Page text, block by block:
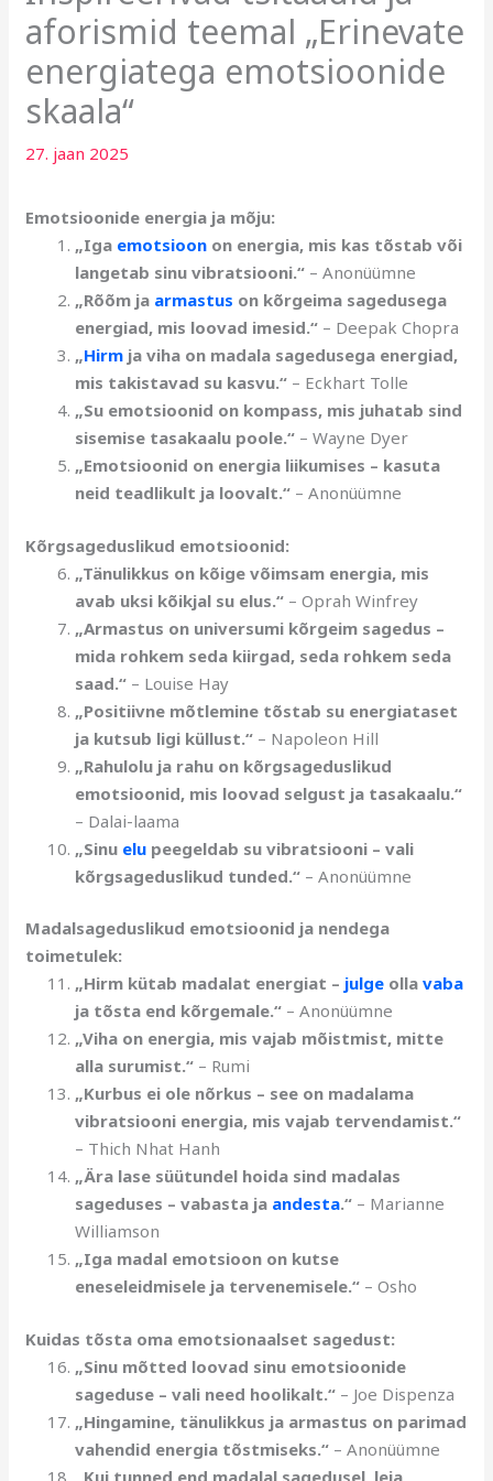
aforismid teemal „Erinevate
energiatega emotsioonide
skaala“
27. jaan 2025
Emotsioonide energia ja mõju:
„Iga emotsioon on energia, mis kas tõstab või
langetab sinu vibratsiooni.“ – Anonüümne
„Rõõm ja armastus on kõrgeima sagedusega
energiad, mis loovad imesid.“ – Deepak Chopra
„Hirm ja viha on madala sagedusega energiad,
mis takistavad su kasvu.“ – Eckhart Tolle
„Su emotsioonid on kompass, mis juhatab sind
sisemise tasakaalu poole.“ – Wayne Dyer
„Emotsioonid on energia liikumises – kasuta
neid teadlikult ja loovalt.“ – Anonüümne
Kõrgsageduslikud emotsioonid:
„Tänulikkus on kõige võimsam energia, mis
avab uksi kõikjal su elus.“ – Oprah Winfrey
„Armastus on universumi kõrgeim sagedus –
mida rohkem seda kiirgad, seda rohkem seda
saad.“ – Louise Hay
„Positiivne mõtlemine tõstab su energiataset
ja kutsub ligi küllust.“ – Napoleon Hill
„Rahulolu ja rahu on kõrgsageduslikud
emotsioonid, mis loovad selgust ja tasakaalu.“
– Dalai-laama
„Sinu elu peegeldab su vibratsiooni – vali
kõrgsageduslikud tunded.“ – Anonüümne
Madalsageduslikud emotsioonid ja nendega
toimetulek:
„Hirm kütab madalat energiat – julge ollavaba
ja tõsta end kõrgemale.“ – Anonüümne
„Viha on energia, mis vajab mõistmist, mitte
alla surumist.“ – Rumi
„Kurbus ei ole nõrkus – see on madalama
vibratsiooni energia, mis vajab tervendamist.“
– Thich Nhat Hanh
„Ära lase süütundel hoida sind madalas
sageduses – vabasta ja andesta.“ – Marianne
Williamson
„Iga madal emotsioon on kutse
eneseleidmisele ja tervenemisele.“ – Osho
Kuidas tõsta oma emotsionaalset sagedust:
„Sinu mõtted loovad sinu emotsioonide
sageduse – vali need hoolikalt.“ – Joe Dispenza
„Hingamine, tänulikkus ja armastus on parimad
vahendid energia tõstmiseks.“ – Anonüümne
„Kui tunned end madalal sagedusel, leia